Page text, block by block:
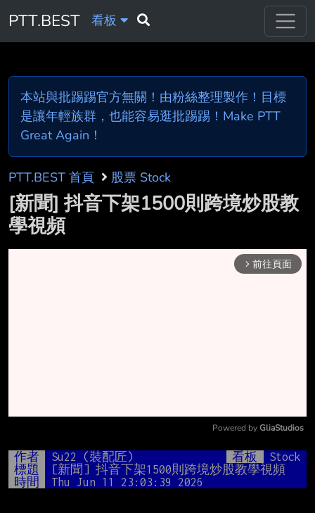
PTT.BEST 看板
本站與批踢踢官方無關！由粉絲整理製作！目標
是讓年輕族群，也能容易逛批踢踢！Make PTT
Great Again！
PTT.BEST 首頁 股票 Stock
[新聞] 抖音下架1500則跨境炒股教
學視頻
arrow_forward_ios 前往頁面
Mute
Powered by GliaStudios
作者 Su22 (裝配匠) 看板
Stock
標題
[新聞] 抖音下架1500則跨境炒股教學視頻
時間
Thu Jun 11 23:03:39 2026